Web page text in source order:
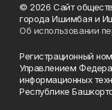
© 2026 Сайт
города Ишимбая и
Об использовании
Регистрационный
Управлением
информационных
Республике